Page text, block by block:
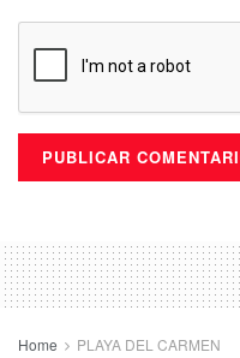
Home PLAYA DEL CARMEN